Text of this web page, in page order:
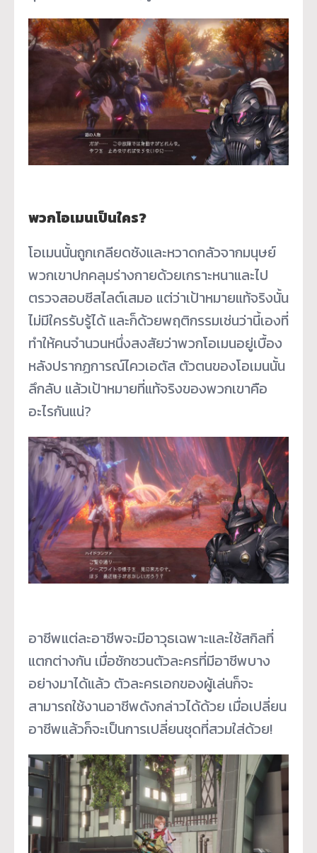
พวกโอเมนเป็นใคร?
โอเมนนั้นถูกเกลียดชังและหวาดกลัวจากมนุษย์
พวกเขาปกคลุมร่างกายด้วยเกราะหนาและไป
ตรวจสอบซีสไลต์เสมอ แต่ว่าเป้าหมายแท้จริงนั้น
ไม่มีใครรับรู้ได้ และก็ด้วยพฤติกรรมเช่นว่านี้เองที่
ทำให้คนจำนวนหนึ่งสงสัยว่าพวกโอเมนอยู่เบื้อง
หลังปรากฏการณ์ไควเอตัส ตัวตนของโอเมนนั้น
ลึกลับ แล้วเป้าหมายที่แท้จริงของพวกเขาคือ
อะไรกันแน่?
อาชีพแต่ละอาชีพจะมีอาวุธเฉพาะและใช้สกิลที่
แตกต่างกัน เมื่อชักชวนตัวละครที่มีอาชีพบาง
อย่างมาได้แล้ว ตัวละครเอกของผู้เล่นก็จะ
สามารถใช้งานอาชีพดังกล่าวได้ด้วย เมื่อเปลี่ยน
อาชีพแล้วก็จะเป็นการเปลี่ยนชุดที่สวมใส่ด้วย!